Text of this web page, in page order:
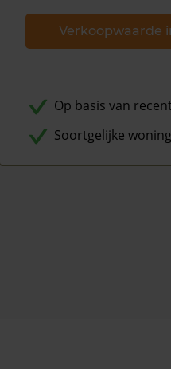
Verkoopwaarde
Op basis van
Soortgelijke